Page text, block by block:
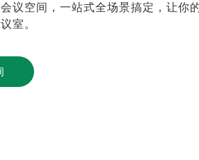
议空间，一站式全场景搞定，让你
室。